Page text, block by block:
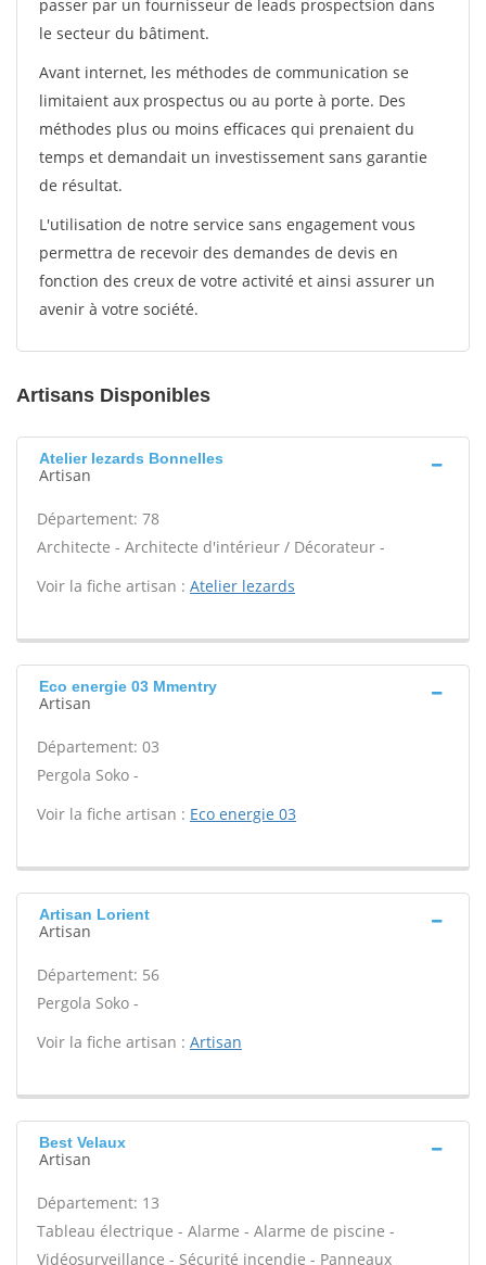
passer par un fournisseur de leads prospectsion dans
le secteur du bâtiment.
Avant internet, les méthodes de communication se
limitaient aux prospectus ou au porte à porte. Des
méthodes plus ou moins efficaces qui prenaient du
temps et demandait un investissement sans garantie
de résultat.
L'utilisation de notre service sans engagement vous
permettra de recevoir des demandes de devis en
fonction des creux de votre activité et ainsi assurer un
avenir à votre société.
Artisans Disponibles
Atelier lezards Bonnelles
Artisan
Département: 78
Architecte - Architecte d'intérieur / Décorateur -
Voir la fiche artisan : Atelier lezards
Eco energie 03 Mmentry
Artisan
Département: 03
Pergola Soko -
Voir la fiche artisan : Eco energie 03
Artisan Lorient
Artisan
Département: 56
Pergola Soko -
Voir la fiche artisan : Artisan
Best Velaux
Artisan
Département: 13
Tableau électrique - Alarme - Alarme de piscine -
Vidéosurveillance - Sécurité incendie - Panneaux